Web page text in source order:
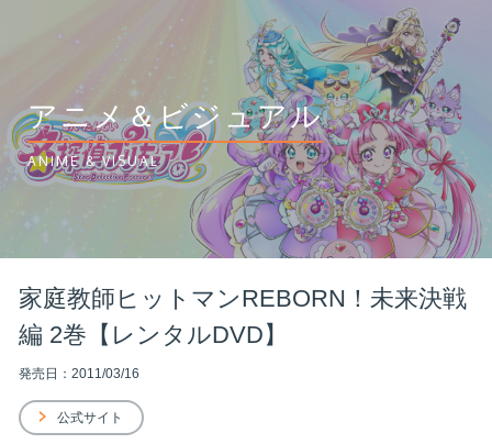
アニメ＆ビジュアル
ANIME & VISUAL
家庭教師ヒットマンREBORN！未来決戦
編 2巻【レンタルDVD】
発売日：2011/03/16
公式サイト